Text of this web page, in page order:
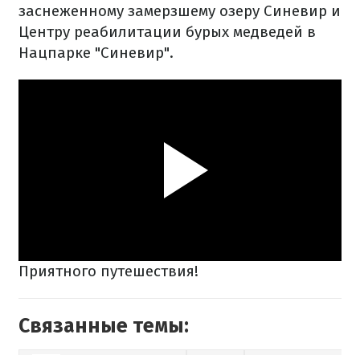
заснеженному замерзшему озеру Синевир и
Центру реабилитации бурых медведей в
Нацпарке "Синевир".
Приятного путешествия!
Связанные темы: